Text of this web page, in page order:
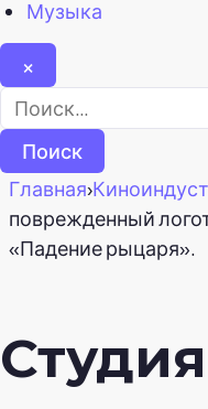
Музыка
×
Найти:
Главная›
поврежденный
«Падение рыцаря».